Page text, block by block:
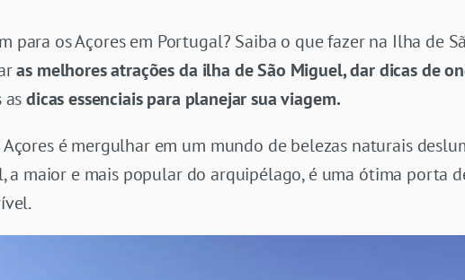
para os Açores em Portugal? Saiba o que fazer na Ilha de
as melhores atrações da ilha de São Miguel, dar dicas de
asdicas essenciais para planejar sua viagem.
é mergulhar em um mundo de belezas naturais
a maior e mais popular do arquipélago, é uma ótima porta